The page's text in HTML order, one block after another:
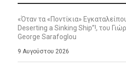
«Όταν τα «Ποντίκια»
Deserting a Sinking Ship”!, του
George Sarafoglou
9 Αυγούστου 2026